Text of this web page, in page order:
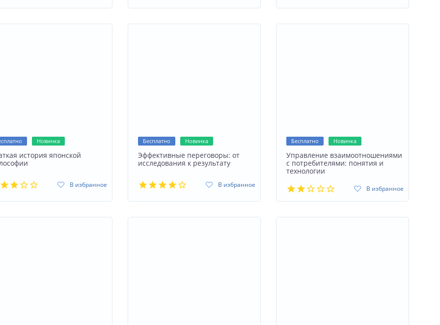
Новинка
история японской
В избранное
Бесплатно Новинка
Эффективные переговоры: от
исследования к результату
В избранное
Бесплатно Новинка
Управление взаимоотношениями
с потребителями: понятия и
технологии
В избранное